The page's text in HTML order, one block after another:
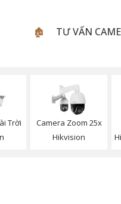
🏚 TƯ VẤN
Trời
Camera Zoom 25x
Hikvision